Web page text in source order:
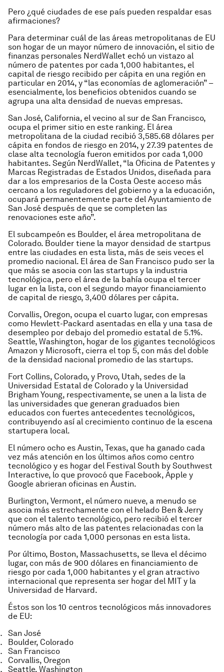
Pero ¿qué ciudades de ese país pueden respaldar esas
afirmaciones?
Para determinar cuál de las áreas metropolitanas de EU
son hogar de un mayor número de innovación, el sitio de
finanzas personales NerdWallet echó un vistazo al
número de patentes por cada 1,000 habitantes, el
capital de riesgo recibido per cápita en una región en
particular en 2014, y “las economías de aglomeración” –
esencialmente, los beneficios obtenidos cuando se
agrupa una alta densidad de nuevas empresas.
San José, California, el vecino al sur de San Francisco,
ocupa el primer sitio en este ranking. El área
metropolitana de la ciudad recibió 3,585.68 dólares per
cápita en fondos de riesgo en 2014, y 27.39 patentes de
clase alta tecnología fueron emitidos por cada 1,000
habitantes. Según NerdWallet, “la Oficina de Patentes y
Marcas Registradas de Estados Unidos, diseñada para
dar a los empresarios de la Costa Oeste acceso más
cercano a los reguladores del gobierno y a la educación,
ocupará permanentemente parte del Ayuntamiento de
San José después de que se completen las
renovaciones este año”.
El subcampeón es Boulder, el área metropolitana de
Colorado. Boulder tiene la mayor densidad de startpus
entre las ciudades en esta lista, más de seis veces el
promedio nacional. El área de San Francisco pudo ser la
que más se asocia con las startups y la industria
tecnológica, pero el área de la bahía ocupa el tercer
lugar en la lista, con el segundo mayor financiamiento
de capital de riesgo, 3,400 dólares per cápita.
Corvallis, Oregon, ocupa el cuarto lugar, con empresas
como Hewlett-Packard asentadas en ella y una tasa de
desempleo por debajo del promedio estatal de 5.1%.
Seattle, Washington, hogar de los gigantes tecnológicos
Amazon y Microsoft, cierra el top 5, con más del doble
de la densidad nacional promedio de las startups.
Fort Collins, Colorado, y Provo, Utah, sedes de la
Universidad Estatal de Colorado y la Universidad
Brigham Young, respectivamente, se unen a la lista de
las universidades que generan graduados bien
educados con fuertes antecedentes tecnológicos,
contribuyendo así al crecimiento continuo de la escena
startupera local.
El número ocho es Austin, Texas, que ha ganado cada
vez más atención en los últimos años como centro
tecnológico y es hogar del Festival South by Southwest
Interactive, lo que provocó que Facebook, Apple y
Google abrieran oficinas en Austin.
Burlington, Vermont, el número nueve, a menudo se
asocia más estrechamente con el helado Ben & Jerry
que con el talento tecnológico, pero recibió el tercer
número más alto de las patentes relacionadas con la
tecnología por cada 1,000 personas en esta lista.
Por último, Boston, Massachusetts, se lleva el décimo
lugar, con más de 900 dólares en financiamiento de
riesgo por cada 1,000 habitantes y el gran atractivo
internacional que representa ser hogar del MIT y la
Universidad de Harvard.
Éstos son los 10 centros tecnológicos más innovadores
de EU:
San José
Boulder, Colorado
San Francisco
Corvallis, Oregon
Seattle, Washington